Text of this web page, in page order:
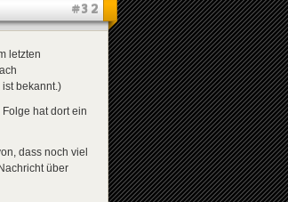
#32
letzten
bekannt.)
hat dort ein
dass noch viel
über